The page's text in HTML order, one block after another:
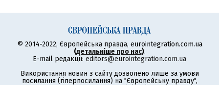
© 2014-2022, Європейська правда, eurointegration.com.ua
(детальніше про нас).
E-mail редакції: editors@eurointegration.com.ua
Використання новин з сайту дозволено лише за умови
посилання (гіперпосилання) на "Європейську правду",